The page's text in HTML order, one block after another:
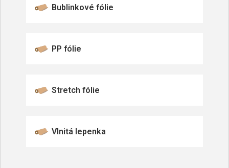
Bublinkové fólie
PP fólie
Stretch fólie
Vlnitá lepenka